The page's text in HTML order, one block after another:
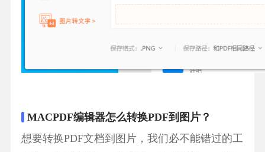
MACPDF编辑器怎么转换PDF到图片？
想要转换PDF文档到图片，我们必不能错过的工